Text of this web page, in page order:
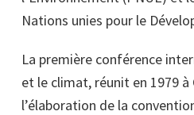
Nations unies pour le
La première conférence
et le climat, réunit en 1979 à
l’élaboration de la